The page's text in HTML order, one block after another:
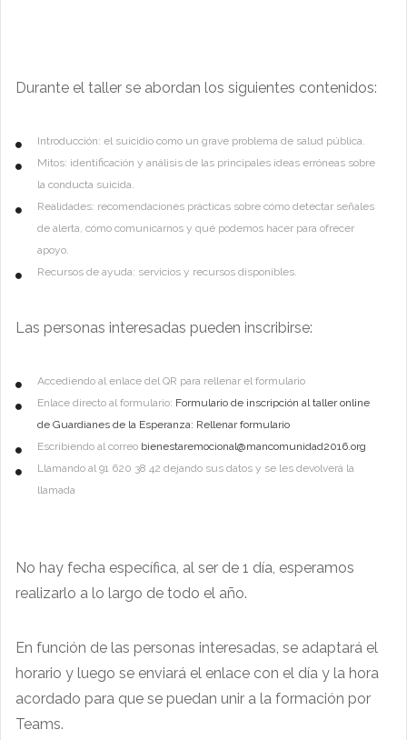
Durante el taller se abordan los siguientes contenidos:
Introducción: el suicidio como un grave problema de salud pública.
Mitos: identificación y análisis de las principales ideas erróneas sobre
la conducta suicida.
Realidades: recomendaciones prácticas sobre cómo detectar señales
de alerta, cómo comunicarnos y qué podemos hacer para ofrecer
apoyo.
Recursos de ayuda: servicios y recursos disponibles.
Las personas interesadas pueden inscribirse:
Accediendo al enlace del QR para rellenar el formulario
Enlace directo al formulario: Formulario de inscripción al taller online
de Guardianes de la Esperanza: Rellenar formulario
Escribiendo al correo bienestaremocional@mancomunidad2016.org
Llamando al 91 620 38 42 dejando sus datos y se les devolverá la
llamada
No hay fecha específica, al ser de 1 día, esperamos
realizarlo a lo largo de todo el año.
En función de las personas interesadas, se adaptará el
horario y luego se enviará el enlace con el día y la hora
acordado para que se puedan unir a la formación por
Teams.